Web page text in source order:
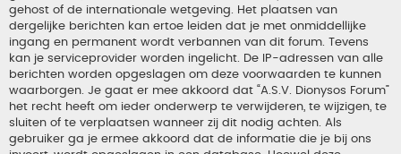
gehost of de internationale wetgeving. Het plaatsen van
dergelijke berichten kan ertoe leiden dat je met onmiddellijke
ingang en permanent wordt verbannen van dit forum. Tevens
kan je serviceprovider worden ingelicht. De IP-adressen van alle
berichten worden opgeslagen om deze voorwaarden te kunnen
waarborgen. Je gaat er mee akkoord dat “A.S.V. Dionysos Forum”
het recht heeft om ieder onderwerp te verwijderen, te wijzigen, te
sluiten of te verplaatsen wanneer zij dit nodig achten. Als
gebruiker ga je ermee akkoord dat de informatie die je bij ons